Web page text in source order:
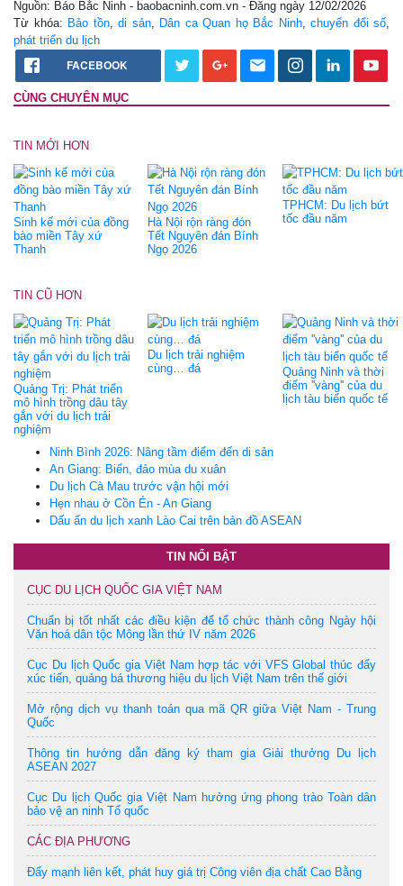
Nguồn: Báo Bắc Ninh - baobacninh.com.vn - Đăng ngày 12/02/2026
Từ khóa: Bảo tồn, di sản, Dân ca Quan họ Bắc Ninh, chuyển đổi số
phát triển du lịch
FACEBOOK
CÙNG CHUYÊN MỤC
TIN MỚI HƠN
Sinh kế mới của đồng
bào miền Tây xứ
Thanh
Hà Nội rộn ràng đón
Tết Nguyên đán Bính
Ngọ 2026
TPHCM: Du lịch bứt
tốc đầu năm
TIN CŨ HƠN
Quảng Trị: Phát triển
mô hình trồng dâu tây
gắn với du lịch trải
nghiệm
Du lịch trải nghiệm
cùng… đá
Quảng Ninh và thời
điểm ''vàng'' của du
lịch tàu biển quốc tế
Ninh Bình 2026: Nâng tầm điểm đến di sản
An Giang: Biển, đảo mùa du xuân
Du lịch Cà Mau trước vận hội mới
Hẹn nhau ở Cồn Én - An Giang
Dấu ấn du lịch xanh Lào Cai trên bản đồ ASEAN
TIN NỔI BẬT
CỤC DU LỊCH QUỐC GIA VIỆT NAM
Chuẩn bị tốt nhất các điều kiện để tổ chức thành công Ngày hội
Văn hoá dân tộc Mông lần thứ IV năm 2026
Cục Du lịch Quốc gia Việt Nam hợp tác với VFS Global thúc đẩy
xúc tiến, quảng bá thương hiệu du lịch Việt Nam trên thế giới
Mở rộng dịch vụ thanh toán qua mã QR giữa Việt Nam - Trung
Quốc
Thông tin hướng dẫn đăng ký tham gia Giải thưởng Du lịch
ASEAN 2027
Cục Du lịch Quốc gia Việt Nam hưởng ứng phong trào Toàn dân
bảo vệ an ninh Tổ quốc
CÁC ĐỊA PHƯƠNG
Đẩy mạnh liên kết, phát huy giá trị Công viên địa chất Cao Bằng